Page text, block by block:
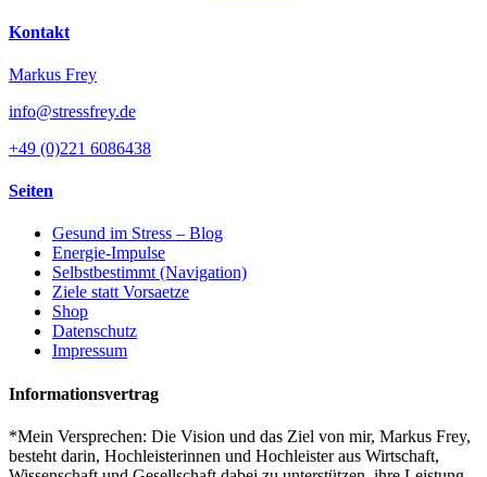
Kontakt
Markus Frey
info@stressfrey.de
+49 (0)221 6086438
Seiten
Gesund im Stress – Blog
Energie-Impulse
Selbstbestimmt (Navigation)
Ziele statt Vorsaetze
Shop
Datenschutz
Impressum
Informationsvertrag
*Mein Versprechen: Die Vision und das Ziel von mir, Markus Frey,
besteht darin, Hochleisterinnen und Hochleister aus Wirtschaft,